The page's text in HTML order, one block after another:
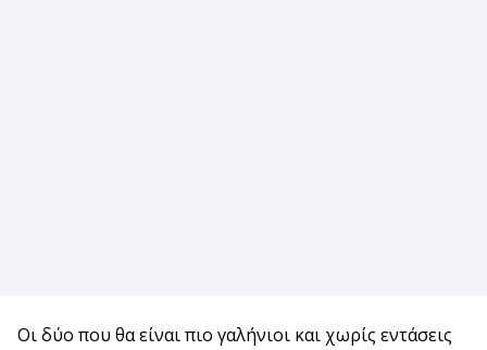
Οι δύο που θα είναι πιο γαλήνιοι και χωρίς εντάσεις